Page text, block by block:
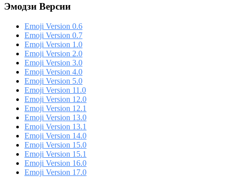
Эмодзи Версии
Emoji Version 0.6
Emoji Version 0.7
Emoji Version 1.0
Emoji Version 2.0
Emoji Version 3.0
Emoji Version 4.0
Emoji Version 5.0
Emoji Version 11.0
Emoji Version 12.0
Emoji Version 12.1
Emoji Version 13.0
Emoji Version 13.1
Emoji Version 14.0
Emoji Version 15.0
Emoji Version 15.1
Emoji Version 16.0
Emoji Version 17.0